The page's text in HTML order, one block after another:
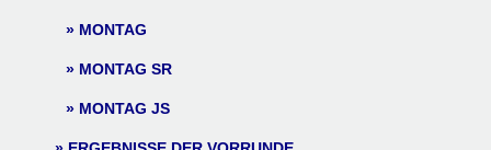
MONTAG
MONTAG SR
MONTAG JS